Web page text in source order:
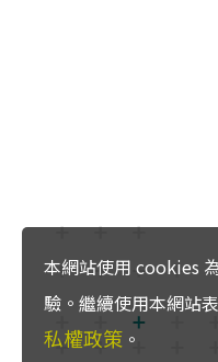
本網站使用 cookies
驗。繼續使用本網站
私權政策 。